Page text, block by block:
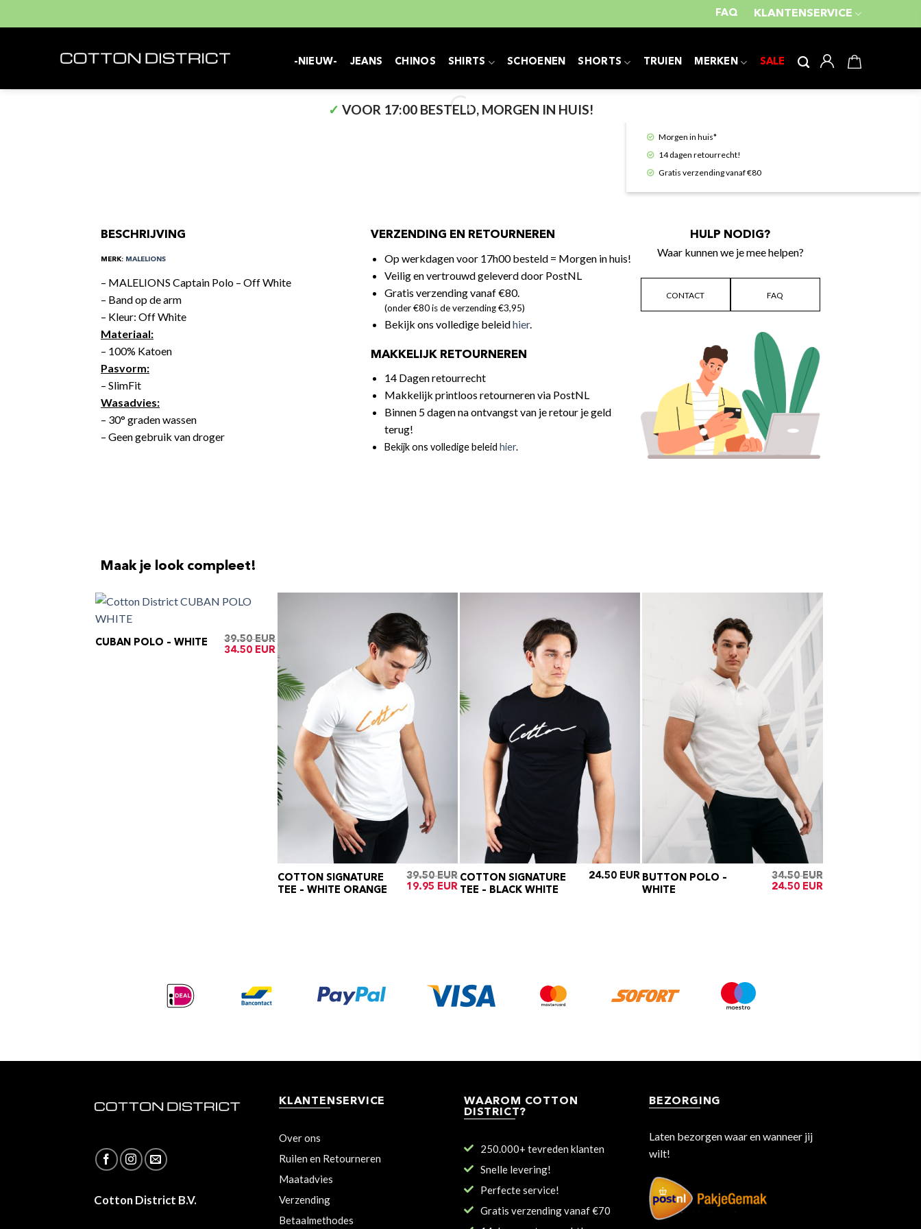
to
FAQ KLANTENSERVICE
-NIEUW- JEANS CHINOS SHIRTS SCHOENEN SHORTS TRUIEN MERKEN SALE
✓ VOOR 17:00 BESTELD, MORGEN IN HUIS!
HOME / SHIRTS / POLO'S - KNITS
Morgen in huis*
14 dagen retourrecht!
Gratis verzending vanaf €80
BESCHRIJVING
MERK: MALELIONS
– MALELIONS Captain Polo – Off White
– Band op de arm
– Kleur: Off White
Materiaal:
– 100% Katoen
Pasvorm:
– SlimFit
Wasadvies:
– 30° graden wassen
– Geen gebruik van droger
VERZENDING EN RETOURNEREN
Op werkdagen voor 17h00 besteld = Morgen in huis!
Veilig en vertrouwd geleverd door PostNL
Gratis verzending vanaf €80.
(onder €80 is de verzending €3,95)
Bekijk ons volledige beleidhier.
MAKKELIJK RETOURNEREN
14 Dagen retourrecht
Makkelijk printloos retourneren via PostNL
Binnen 5 dagen na ontvangst van je retour je geld
terug!
Bekijk ons volledige beleid hier.
HULP NODIG?
Waar kunnen we je mee helpen?
CONTACT FAQ
Maak je look compleet!
CUBAN POLO – WHITE 39.50
Oorspronkelijke
34.50
Huidige
prijs
is:
€34.50.
COTTON SIGNATURE
TEE – WHITE ORANGE
39.50
Oorspronkelijke
19.95
Huidige
prijs
COTTON SIGNATURE
TEE – BLACK WHITE
24.50
BUTTON POLO –
WHITE
34.50
Oorspronkelijke
24.50
Huidige
Cotton District B.V.
KLANTENSERVICE
Over ons
Ruilen en Retourneren
Maatadvies
Verzending
Betaalmethodes
WAAROM COTTON
DISTRICT?
250.000+ tevreden klanten
Snelle levering!
Perfecte service!
Gratis verzending vanaf €70
BEZORGING
Laten bezorgen waar en wanneer jij
wilt!